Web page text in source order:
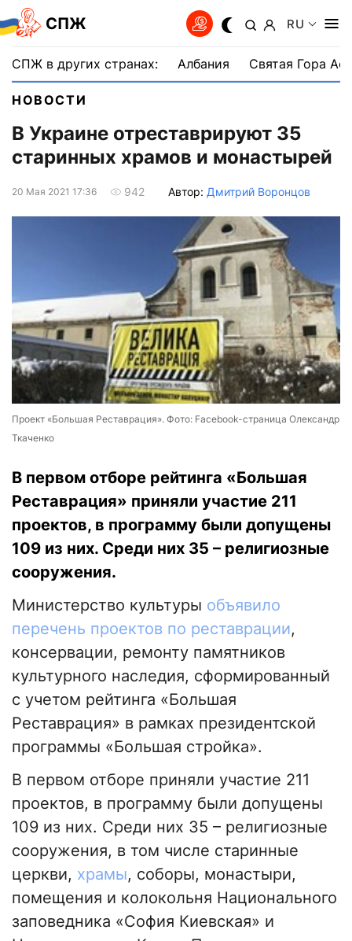
СПЖ RU
СПЖ в других странах: Албания Святая Гора
НОВОСТИ
В Украине отреставрируют 35
старинных храмов и монастырей
20 Мая 2021 17:36 942 Автор: Дмитрий Воронцов
Проект «Большая Реставрация». Фото: Facebook-страница Олександр
Ткаченко
В первом отборе рейтинга «Большая
Реставрация» приняли участие 211
проектов, в программу были допущены
109 из них. Среди них 35 – религиозные
сооружения.
Министерство культуры объявило
перечень проектов по реставрации,
консервации, ремонту памятников
культурного наследия, сформированный
с учетом рейтинга «Большая
Реставрация» в рамках президентской
программы «Большая стройка».
В первом отборе приняли участие 211
проектов, в программу были допущены
109 из них. Среди них 35 – религиозные
сооружения, в том числе старинные
церкви, храмы, соборы, монастыри,
помещения и колокольня Национального
заповедника «София Киевская» и